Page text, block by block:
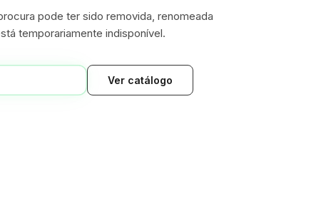
VILLAGE
pode ter sido removida, renomeada
temporariamente indisponível.
Ver catálogo